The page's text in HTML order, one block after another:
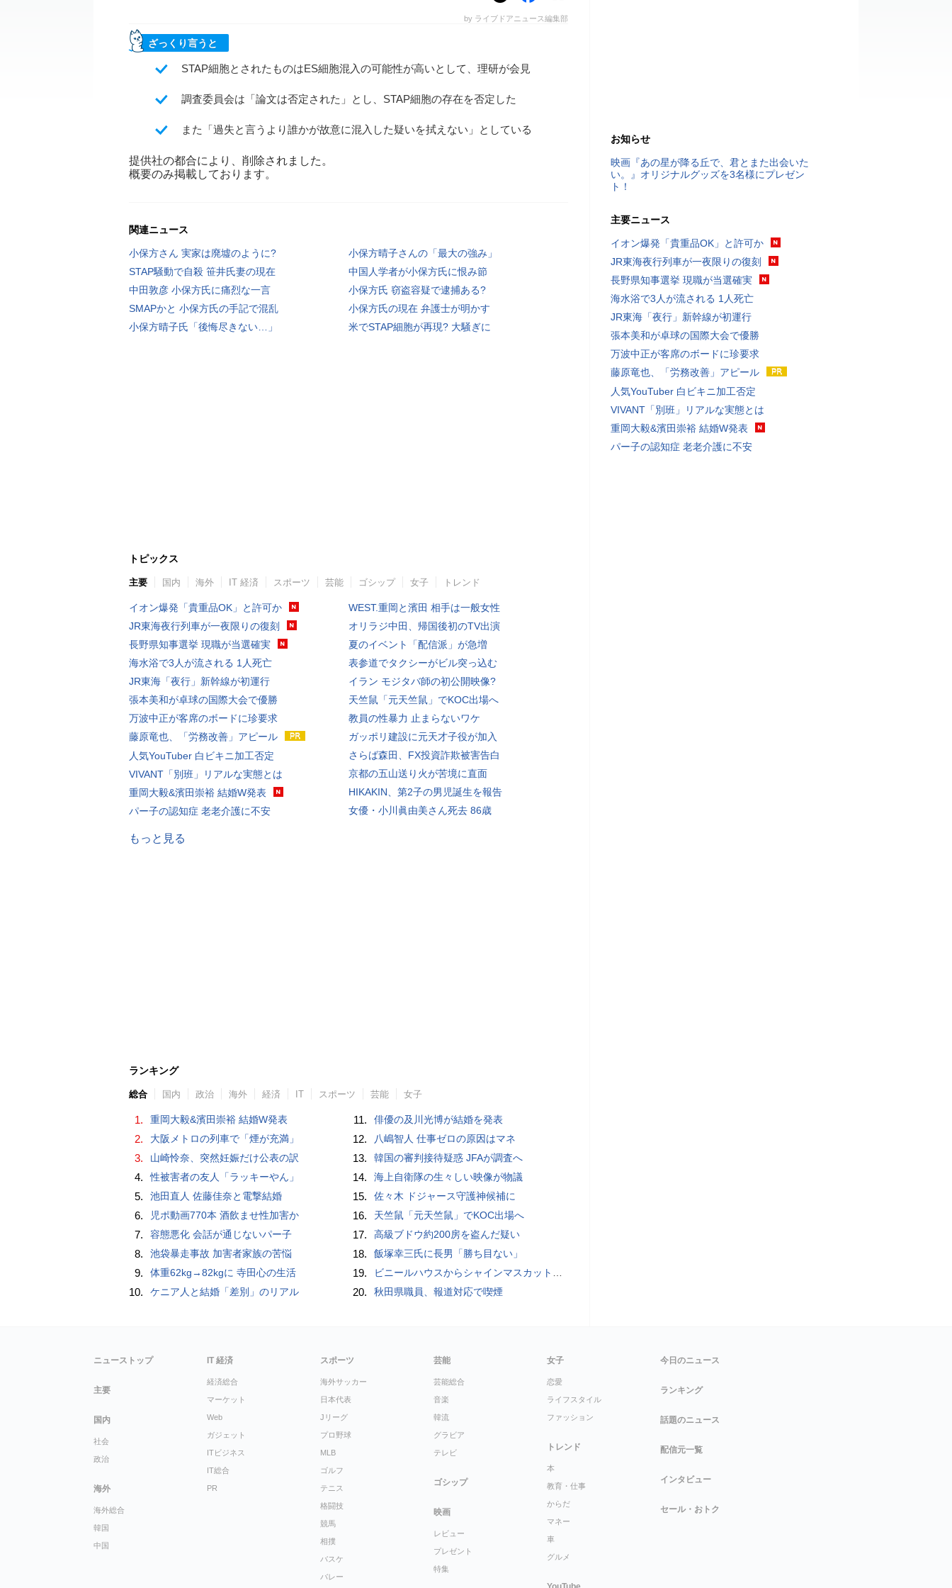
by ライブドアニュース編集部
ざっくり言うと
STAP細胞とされたものはES細胞混入の可能性が高いとして、理研が会見
調査委員会は「論文は否定された」とし、STAP細胞の存在を否定した
また「過失と言うより誰かが故意に混入した疑いを拭えない」としている
提供社の都合により、削除されました。
概要のみ掲載しております。
関連ニュース
小保方さん 実家は廃墟のように?
小保方晴子さんの「最大の強み」
STAP騒動で自殺 笹井氏妻の現在
中国人学者が小保方氏に恨み節
中田敦彦 小保方氏に痛烈な一言
小保方氏 窃盗容疑で逮捕ある?
SMAPかと 小保方氏の手記で混乱
小保方氏の現在 弁護士が明かす
小保方晴子氏「後悔尽きない…」
米でSTAP細胞が再現? 大騒ぎに
トピックス
主要 国内 海外 IT 経済 スポーツ 芸能 ゴシップ 女子 トレンド
イオン爆発「貴重品OK」と許可か
JR東海夜行列車が一夜限りの復刻
長野県知事選挙 現職が当選確実
海水浴で3人が流される 1人死亡
JR東海「夜行」新幹線が初運行
張本美和が卓球の国際大会で優勝
万波中正が客席のボードに珍要求
藤原竜也、「労務改善」アピール
人気YouTuber 白ビキニ加工否定
VIVANT「別班」リアルな実態とは
重岡大毅&濱田崇裕 結婚W発表
パー子の認知症 老老介護に不安
WEST.重岡と濱田 相手は一般女性
オリラジ中田、帰国後初のTV出演
夏のイベント「配信派」が急増
表参道でタクシーがビル突っ込む
イラン モジタバ師の初公開映像?
天竺鼠「元天竺鼠」でKOC出場へ
教員の性暴力 止まらないワケ
ガッポリ建設に元天才子役が加入
さらば森田、FX投資詐欺被害告白
京都の五山送り火が苦境に直面
HIKAKIN、第2子の男児誕生を報告
女優・小川眞由美さん死去 86歳
もっと見る
ランキング
総合 国内 政治 海外 経済 IT スポーツ 芸能 女子
1. 重岡大毅&濱田崇裕 結婚W発表
2. 大阪メトロの列車で「煙が充満」
3. 山崎怜奈、突然妊娠だけ公表の訳
4. 性被害者の友人「ラッキーやん」
5. 池田直人 佐藤佳奈と電撃結婚
6. 児ポ動画770本 酒飲ませ性加害か
7. 容態悪化 会話が通じないパー子
8. 池袋暴走事故 加害者家族の苦悩
9. 体重62kg→82kgに 寺田心の生活
10. ケニア人と結婚「差別」のリアル
11. 俳優の及川光博が結婚を発表
12. 八嶋智人 仕事ゼロの原因はマネ
13. 韓国の審判接待疑惑 JFAが調査へ
14. 海上自衛隊の生々しい映像が物議
15. 佐々木 ドジャース守護神候補に
16. 天竺鼠「元天竺鼠」でKOC出場へ
17. 高級ブドウ約200房を盗んだ疑い
18. 飯塚幸三氏に長男「勝ち目ない」
19. ビニールハウスからシャインマスカット約200房を盗んだ疑い ネットで販売か 無職の男（42）逮捕 岡山県警
20. 秋田県職員、報道対応で喫煙
お知らせ
映画『あの星が降る丘で、君とまた出会いた
い。』オリジナルグッズを3名様にプレゼン
ト！
主要ニュース
イオン爆発「貴重品OK」と許可か
JR東海夜行列車が一夜限りの復刻
長野県知事選挙 現職が当選確実
海水浴で3人が流される 1人死亡
JR東海「夜行」新幹線が初運行
張本美和が卓球の国際大会で優勝
万波中正が客席のボードに珍要求
藤原竜也、「労務改善」アピール
人気YouTuber 白ビキニ加工否定
VIVANT「別班」リアルな実態とは
重岡大毅&濱田崇裕 結婚W発表
パー子の認知症 老老介護に不安
ニューストップ
主要
国内
社会
政治
海外
海外総合
韓国
中国
IT 経済
経済総合
マーケット
Web
ガジェット
ITビジネス
IT総合
PR
スポーツ
海外サッカー
日本代表
Jリーグ
プロ野球
MLB
ゴルフ
テニス
格闘技
競馬
相撲
バスケ
バレー
芸能
芸能総合
音楽
韓流
グラビア
テレビ
ゴシップ
映画
レビュー
プレゼント
特集
女子
恋愛
ライフスタイル
ファッション
トレンド
本
教育・仕事
からだ
マネー
車
グルメ
今日のニュース
ランキング
話題のニュース
配信元一覧
インタビュー
セール・おトク